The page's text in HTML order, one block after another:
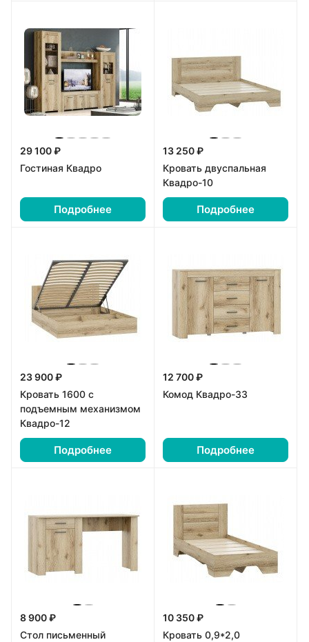
29 100 ₽
Гостиная Квадро
Подробнее
13 250 ₽
Кровать двуспальная
Квадро-10
Подробнее
23 900 ₽
Кровать 1600 с
подъемным механизмом
Квадро-12
Подробнее
12 700 ₽
Комод Квадро-33
Подробнее
8 900 ₽
Стол письменный
10 350 ₽
Кровать 0,9*2,0